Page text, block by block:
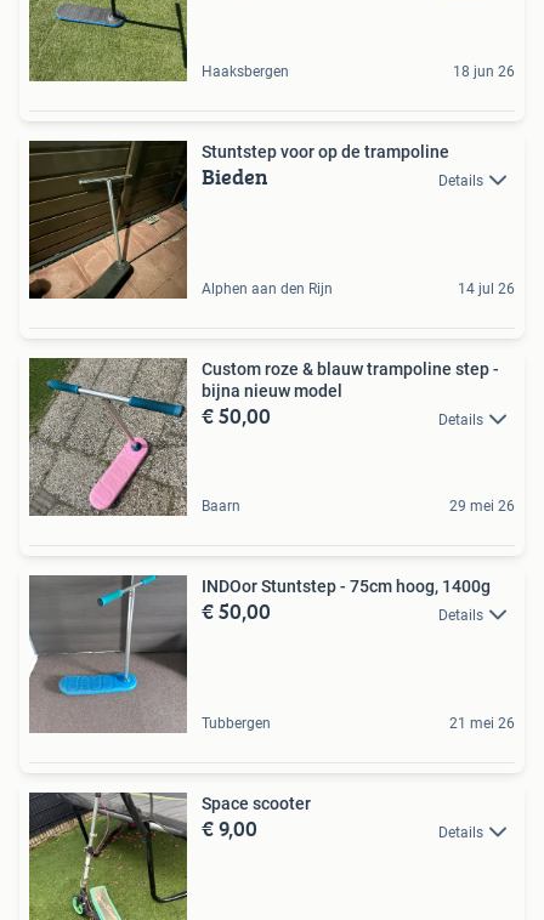
Haaksbergen 18 jun 26
Stuntstep voor op de trampoline
Bieden Details
Alphen aan den Rijn 14 jul 26
Custom roze & blauw trampoline step -
bijna nieuw model
€ 50,00 Details
Baarn 29 mei 26
INDOor Stuntstep - 75cm hoog, 1400g
€ 50,00 Details
Tubbergen 21 mei 26
Space scooter
€ 9,00 Details